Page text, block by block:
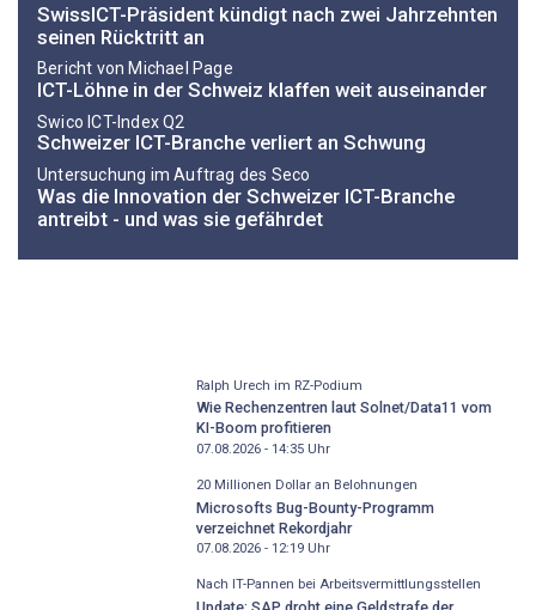
SwissICT-Präsident kündigt nach zwei Jahrzehnten
seinen Rücktritt an
Bericht von Michael Page
ICT-Löhne in der Schweiz klaffen weit auseinander
Swico ICT-Index Q2
Schweizer ICT-Branche verliert an Schwung
Untersuchung im Auftrag des Seco
Was die Innovation der Schweizer ICT-Branche
antreibt - und was sie gefährdet
Ralph Urech im RZ-Podium
Wie Rechenzentren laut Solnet/Data11 vom
KI-Boom profitieren
07.08.2026 - 14:35Uhr
20 Millionen Dollar an Belohnungen
Microsofts Bug-Bounty-Programm
verzeichnet Rekordjahr
07.08.2026 - 12:19Uhr
Nach IT-Pannen bei Arbeitsvermittlungsstellen